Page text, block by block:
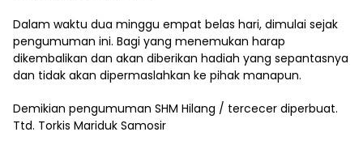
Dalam waktu dua minggu empat belas hari, dimulai sejak
pengumuman ini. Bagi yang menemukan harap
dikembalikan dan akan diberikan hadiah yang sepantasnya
dan tidak akan dipermaslahkan ke pihak manapun.
Demikian pengumuman SHM Hilang / tercecer diperbuat.
Ttd. Torkis Mariduk Samosir